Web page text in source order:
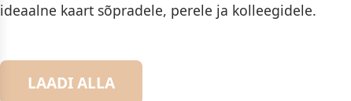
ideaalne kaart sõpradele, perele ja kolleegidele.
LAADI ALLA